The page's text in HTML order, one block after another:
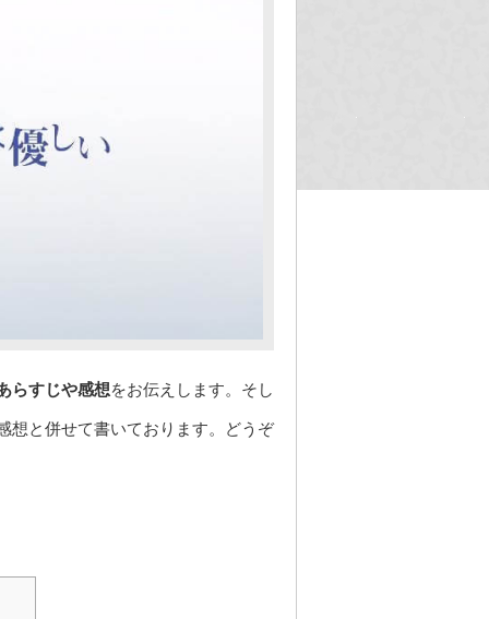
らすじや感想をお伝えします。そし
想と併せて書いております。どうぞ